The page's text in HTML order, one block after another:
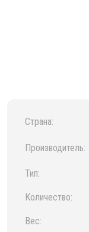
Страна:
Производитель:
Тип:
Количество:
Вес: